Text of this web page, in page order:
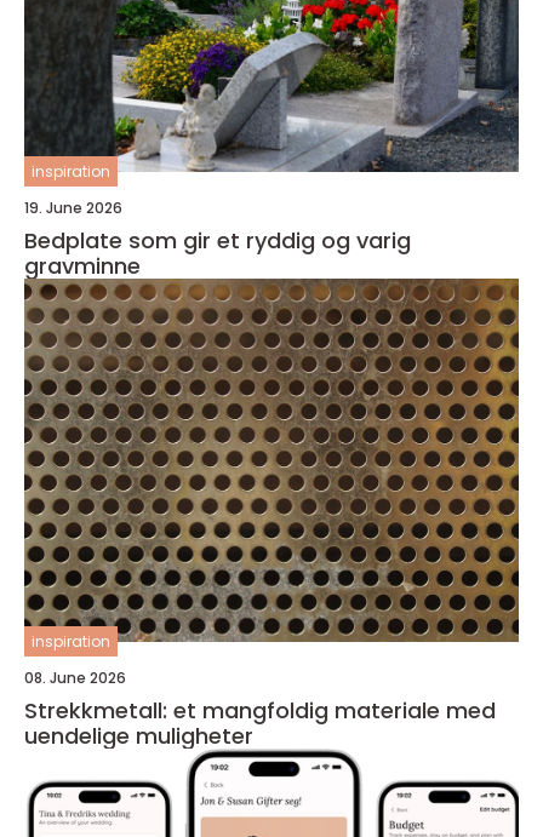
inspiration
19. June 2026
Bedplate som gir et ryddig og varig
gravminne
inspiration
08. June 2026
Strekkmetall: et mangfoldig materiale med
uendelige muligheter